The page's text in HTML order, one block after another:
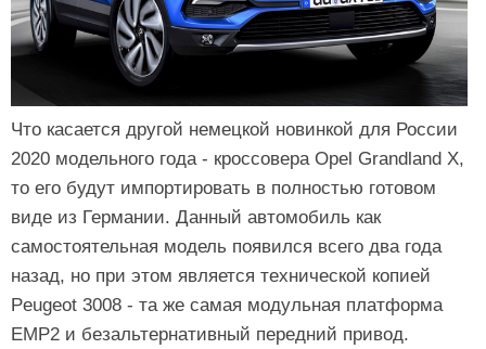
Что касается другой немецкой новинкой для России
2020 модельного года - кроссовера Opel Grandland X,
то его будут импортировать в полностью готовом
виде из Германии. Данный автомобиль как
самостоятельная модель появился всего два года
назад, но при этом является технической копией
Peugeot 3008 - та же самая модульная платформа
EMP2 и безальтернативный передний привод.